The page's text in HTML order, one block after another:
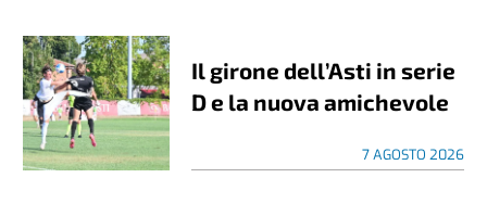
Il girone dell’Asti in serie
D e la nuova amichevole
7 AGOSTO 2026